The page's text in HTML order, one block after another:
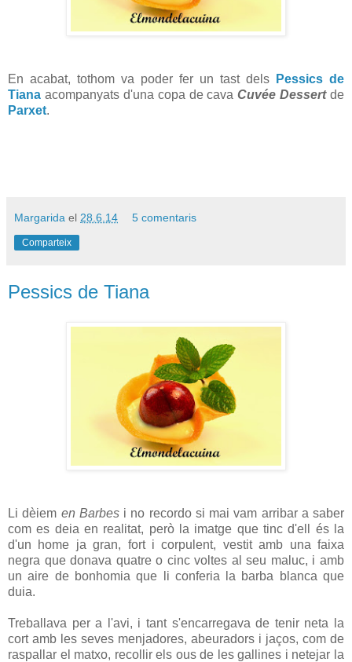
En acabat, tothom va poder fer un tast dels
Pessics de
Tiana acompanyats d'una copa de cava Cuvée Dessert de
Parxet.
Margarida el 28.6.14 5 comentaris
Comparteix
Pessics de Tiana
Li dèiem en Barbesi no recordo si mai vam arribar a saber
com es deia en realitat, però la imatge que tinc d'ell és la
d'un home ja gran, fort i corpulent, vestit amb una faixa
negra que donava quatre o cinc voltes al seu maluc, i amb
un aire de bonhomia que li conferia la barba blanca que
duia.
Treballava per a l'avi, i tant s'encarregava de tenir neta la
cort amb les seves menjadores, abeuradors i jaços, com de
raspallar el matxo, recollir els ous de les gallines i netejar la